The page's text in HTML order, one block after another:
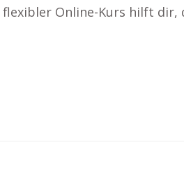
Online-Kurs hilft dir,